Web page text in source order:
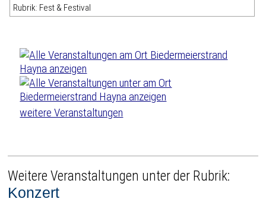
Rubrik: Fest & Festival
weitere Veranstaltungen
Weitere Veranstaltungen unter der Rubrik:
Konzert